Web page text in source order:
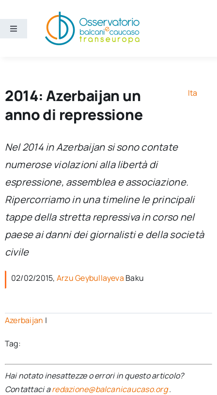
contenuto
Toggle
Ricerca e divulgazione
Sezioni
Chi siamo
per:
Newsletter
Ita
2014: Azerbaijan un
anno di repressione
Ita
Nel 2014 in Azerbaijan si sono contate
numerose violazioni alla libertà di
espressione, assemblea e associazione.
Ripercorriamo in una timeline le principali
tappe della stretta repressiva in corso nel
paese ai danni dei giornalisti e della società
civile
02/02/2015, Arzu Geybullayeva Baku
Azerbaijan |
Tag:
Hai notato inesattezze o errori in questo articolo?
Contattaci aredazione@balcanicaucaso.org.